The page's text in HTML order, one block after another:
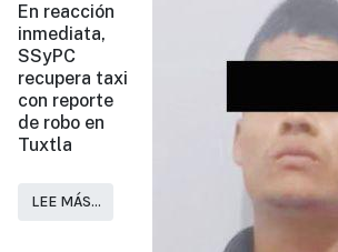
En reacción
inmediata,
SSyPC
recupera taxi
con reporte
de robo en
Tuxtla
LEE MÁS…